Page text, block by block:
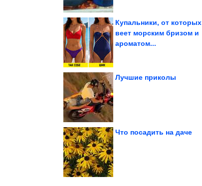
Купальники, от которых
веет морским бризом и
ароматом...
Лучшие приколы
Исторические фото.
Что посадить на даче